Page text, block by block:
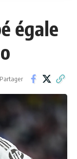
égale
Partager